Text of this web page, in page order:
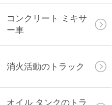
コンクリート ミキサ
ー車
消火活動のトラック
オイル タンクのトラ